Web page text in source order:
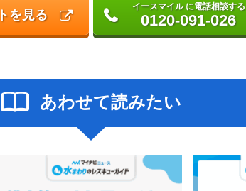
を見る
イースマイル に電話相談する
0120-091-026
あわせて読みたい